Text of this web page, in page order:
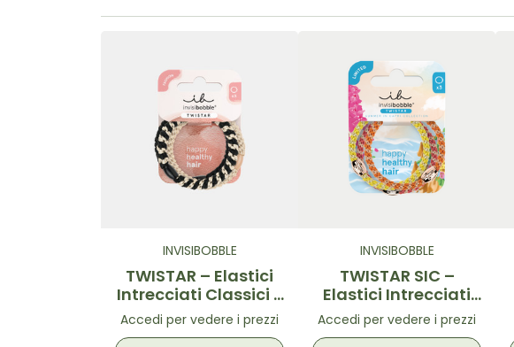
INVISIBOBBLE
TWISTAR – Elastici
Intrecciati Classici 3
pz
Accedi per vedere i prezzi
INVISIBOBBLE
TWISTAR SIC –
Elastici Intrecciati
Colorati 3 pz
Accedi per vedere i prezzi